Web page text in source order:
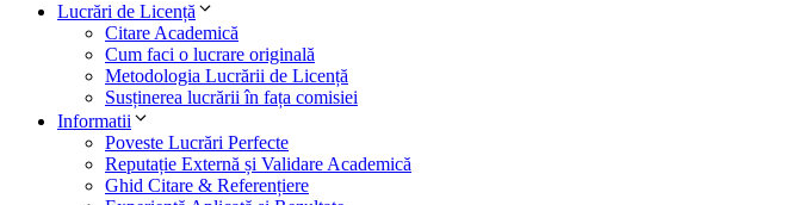
Lucrări de Licență
Citare Academică
Cum faci o lucrare originală
Metodologia Lucrării de Licență
Susținerea lucrării în fața comisiei
Informatii
Poveste Lucrări Perfecte
Reputație Externă și Validare Academică
Ghid Citare & Referențiere